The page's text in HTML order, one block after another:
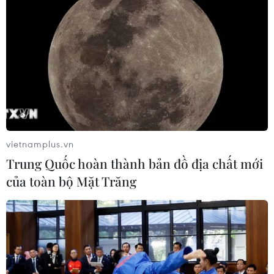
Việt Nam ghi nhận 45 ca mắc mới COVID-
19 trong cộng đồng
08/02/2021 11:33
vietnamplus.vn
Trung Quốc hoàn thành bản đồ địa chất mới
của toàn bộ Mặt Trăng